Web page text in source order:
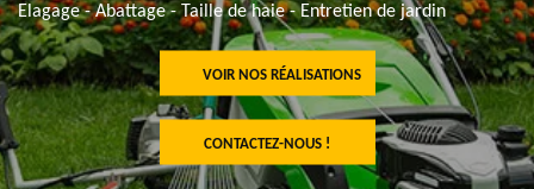
Elagage - Abattage - Taille de haie - Entretien de jardin
VOIR NOS RÉALISATIONS
CONTACTEZ-NOUS !